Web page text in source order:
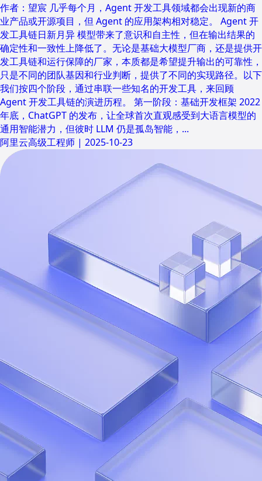
作者：望宸 几乎每个月，Agent 开发工具领域都会出现新的商
业产品或开源项目，但 Agent 的应用架构相对稳定。 Agent 开
发工具链日新月异 模型带来了意识和自主性，但在输出结果的
确定性和一致性上降低了。无论是基础大模型厂商，还是提供开
发工具链和运行保障的厂家，本质都是希望提升输出的可靠性，
只是不同的团队基因和行业判断，提供了不同的实现路径。以下
我们按四个阶段，通过串联一些知名的开发工具，来回顾
Agent 开发工具链的演进历程。 第一阶段：基础开发框架 2022
年底，ChatGPT 的发布，让全球首次直观感受到大语言模型的
通用智能潜力，但彼时 LLM 仍是孤岛智能，...
阿里云高级工程师 | 2025-10-23